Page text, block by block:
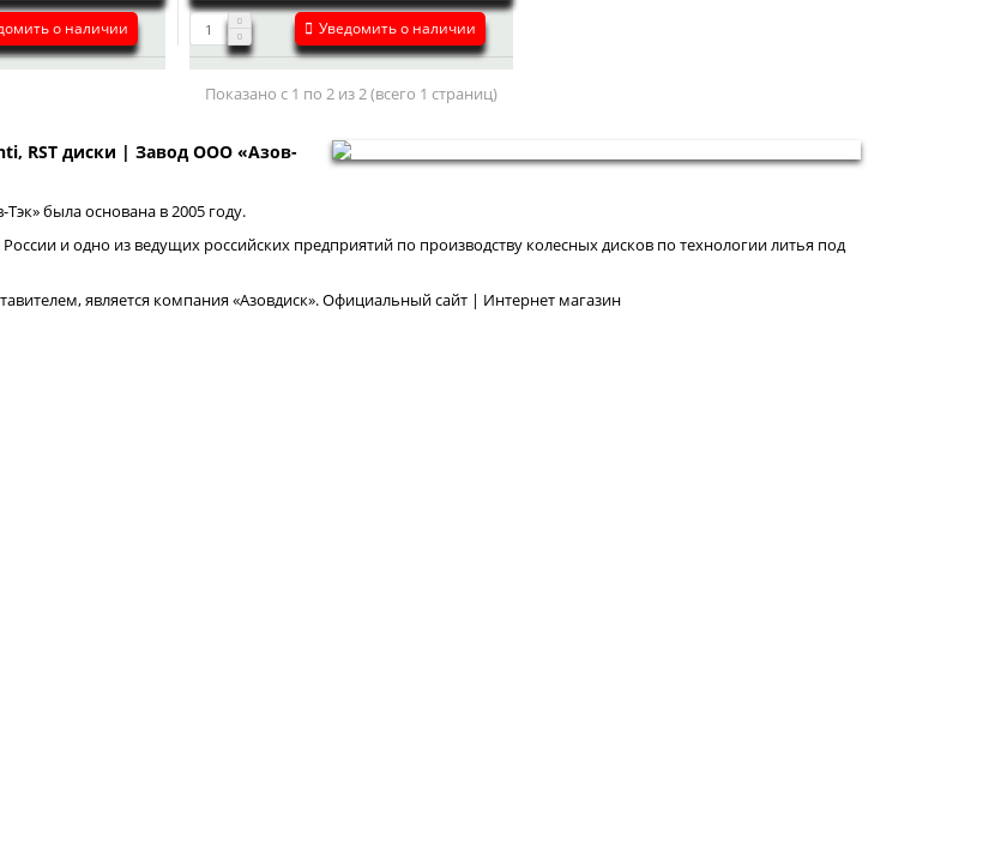
о наличии Уведомить о наличии
Показано с 1 по 2 из 2 (всего 1 страниц)
RST диски | Завод ООО «Азов-
была основана в 2005 году.
и одно из ведущих российских предприятий по производству колесных дисков по технологии литья под
является компания «Азовдиск». Официальный сайт | Интернет магазин